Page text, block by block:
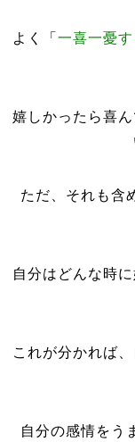
よく「一喜一憂す
嬉しかったら喜
ただ、それも含
自分はどんな時
これが分かれば
自分の感情をう